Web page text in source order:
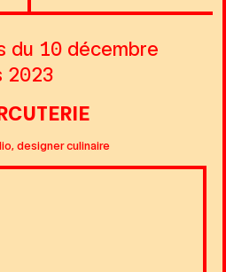
du 10 décembre
2023
designer culinaire